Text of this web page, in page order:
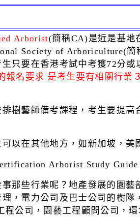
Arborist(簡稱CA)是近是基地
Society of Arboriculture(簡
只要在香港考試中考獲72分或
報名要求 是考生要有相關行業
樹藝師備考課程，考生要提高
以在其他地方，如新加坡，美
Arborist Study Guide
那些行業呢？地產發展的園藝
，電力公司及巴士公司的樹隊
程公司，園藝工程顧問公司，